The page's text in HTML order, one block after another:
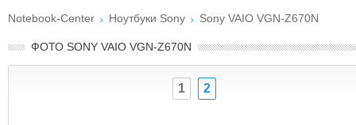
Notebook-Center Ноутбуки Sony Sony VAIO VGN-Z670N
ФОТО SONY VAIO VGN-Z670N
1 2